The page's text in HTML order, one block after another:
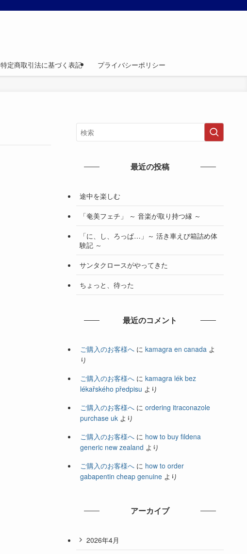
特定商取引法に基づく表記 プライバシーポリシー
最近の投稿
途中を楽しむ
「奄美フェチ」 ～ 音楽が取り持つ縁 ～
「に、し、ろっぱ…」～ 活き車えび箱詰め体
験記 ～
サンタクロースがやってきた
ちょっと、待った
最近のコメント
ご購入のお客様へ に kamagra en canada よ
り
ご購入のお客様へ に kamagra lék bez
lékařského předpisu より
ご購入のお客様へ に ordering itraconazole
purchase uk より
ご購入のお客様へ に how to buy fildena
generic new zealand より
ご購入のお客様へ に how to order
gabapentin cheap genuine より
アーカイブ
2026年4月